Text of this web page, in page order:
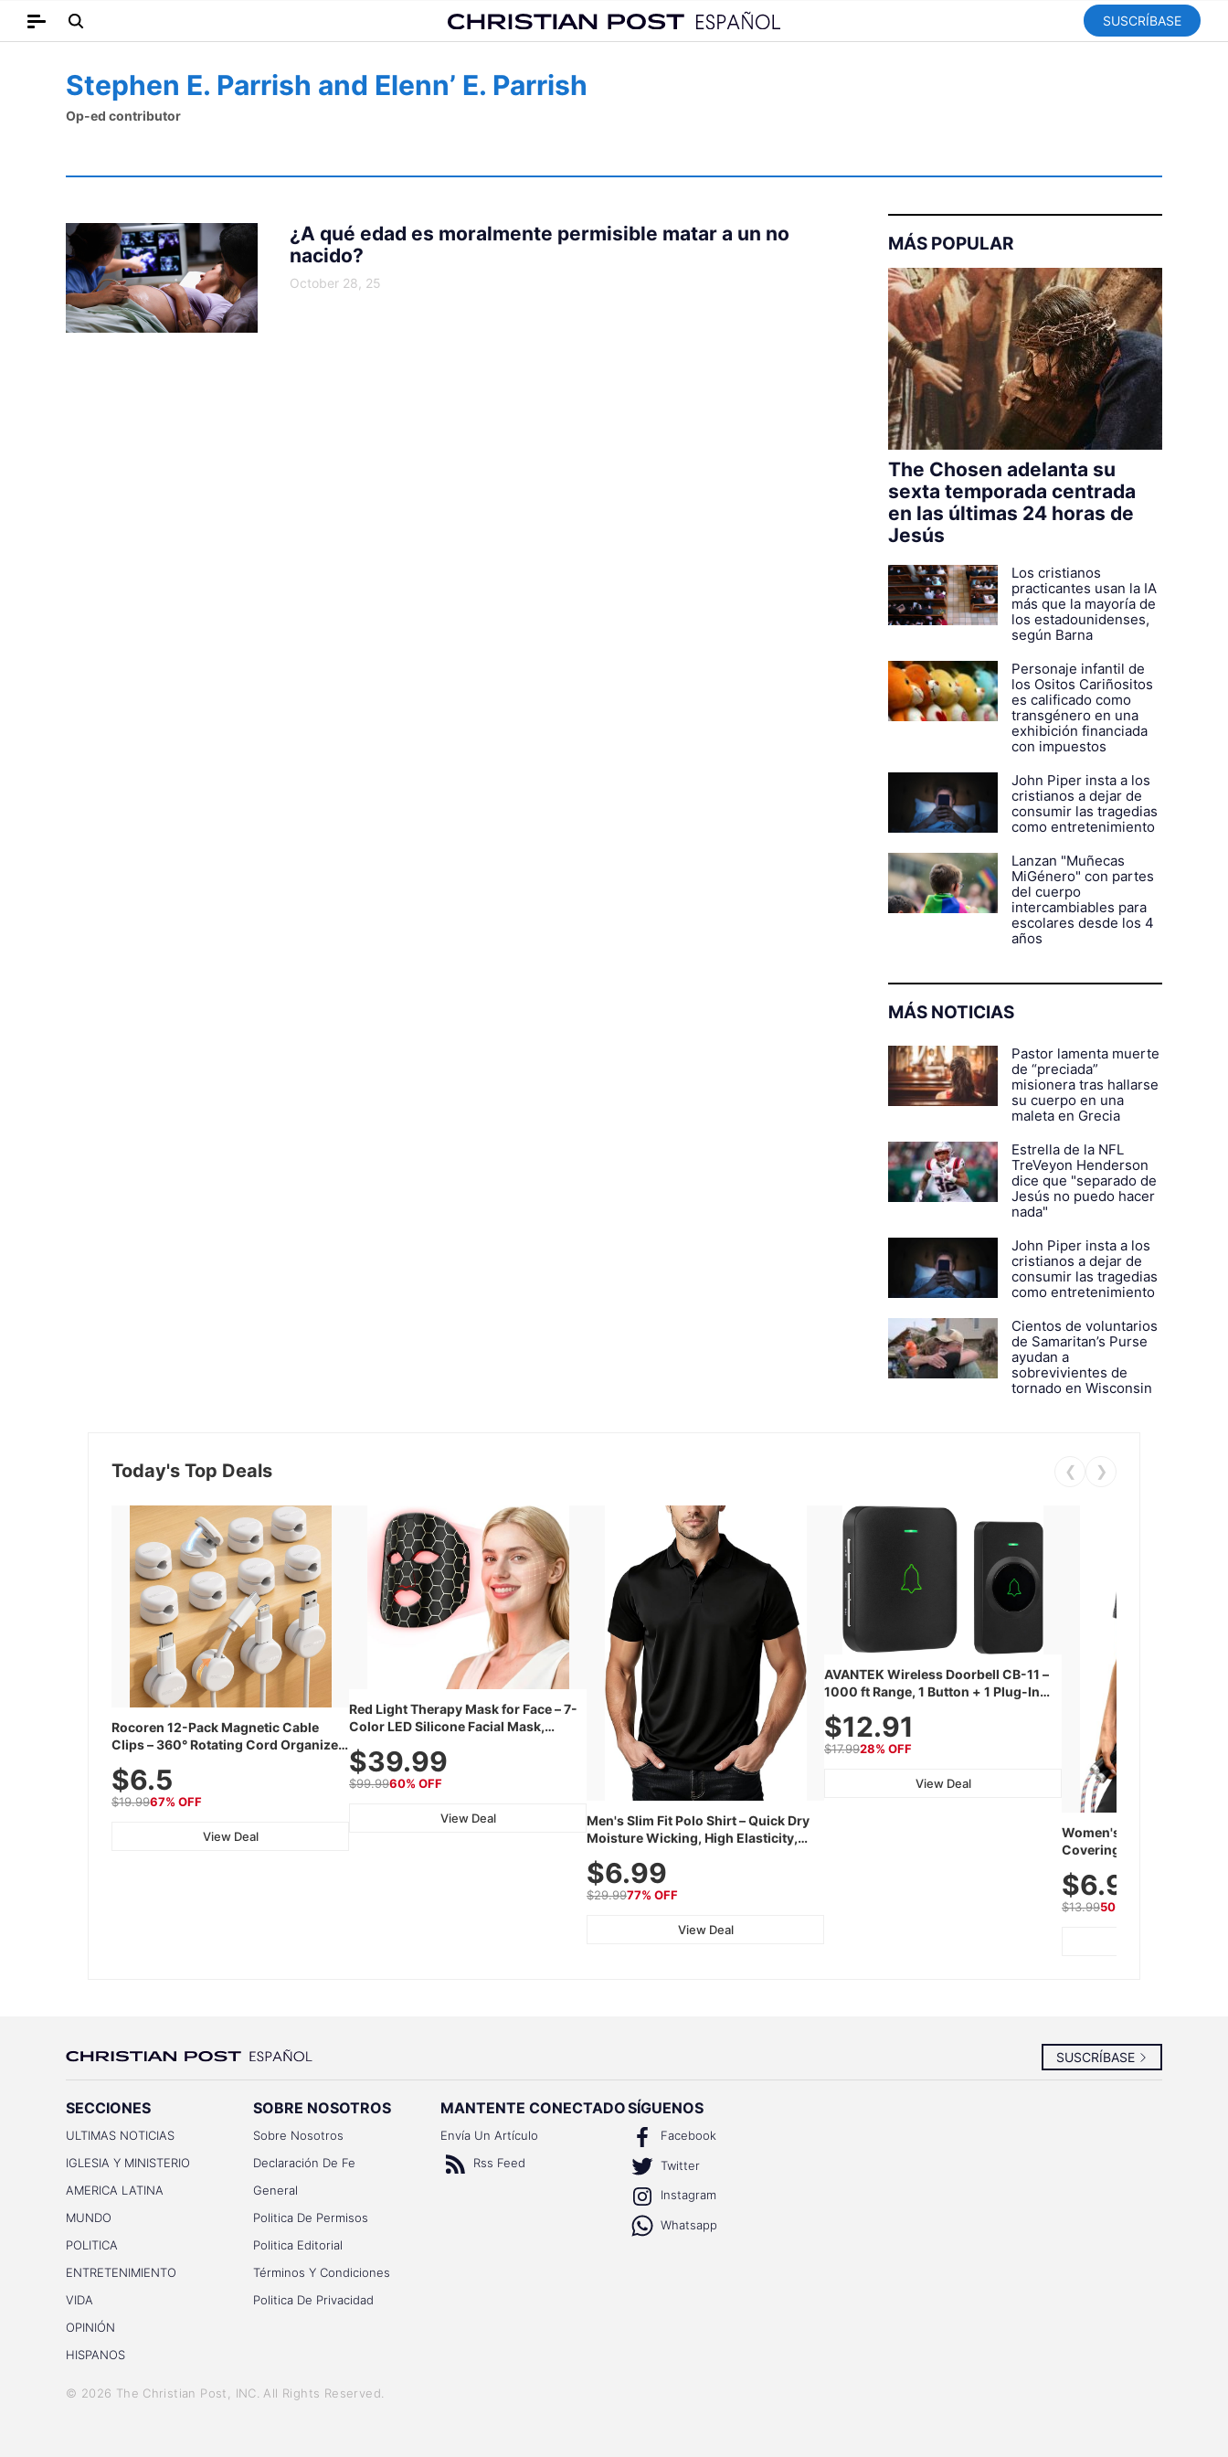
SUSCRÍBASE
Stephen E. Parrish and Elenn’ E. Parrish
Op-ed contributor
¿A qué edad es moralmente permisible matar a un no
nacido?
October 28, 25
MÁS POPULAR
The Chosen adelanta su
sexta temporada centrada
en las últimas 24 horas de
Jesús
Los cristianos
practicantes usan la IA
más que la mayoría de
los estadounidenses,
según Barna
Personaje infantil de
los Ositos Cariñositos
es calificado como
transgénero en una
exhibición financiada
con impuestos
John Piper insta a los
cristianos a dejar de
consumir las tragedias
como entretenimiento
Lanzan "Muñecas
MiGénero" con partes
del cuerpo
intercambiables para
escolares desde los 4
años
MÁS NOTICIAS
Pastor lamenta muerte
de “preciada”
misionera tras hallarse
su cuerpo en una
maleta en Grecia
Estrella de la NFL
TreVeyon Henderson
dice que "separado de
Jesús no puedo hacer
nada"
John Piper insta a los
cristianos a dejar de
consumir las tragedias
como entretenimiento
Cientos de voluntarios
de Samaritan’s Purse
ayudan a
sobrevivientes de
tornado en Wisconsin
Today's Top Deals ❮ ❯
Rocoren 12-Pack Magnetic Cable
Clips – 360° Rotating Cord Organizer
Holder for Desk, Nightstand, Wall, Car
& Office, White
$6.5
$19.9967% OFF
View Deal
Red Light Therapy Mask for Face – 7-
Color LED Silicone Facial Mask,
Device with 240 LEDs for Home &
Travel
$39.99
$99.9960% OFF
View Deal
Men's Slim Fit Polo Shirt – Quick Dry
Moisture Wicking, High Elasticity,
& Casual Wear (Runs Small, Size Up)
$6.99
$29.9977% OFF
View Deal
AVANTEK Wireless Doorbell CB-11 –
1000 ft Range, 1 Button + 1 Plug-In
52 Chimes, Waterproof, 3-Year
Battery
$12.91
$17.9928% OFF
View Deal
Women's Workout Shirts
Covering Length Short
Athletic, Hiking, Running
Wear
$6.99
$13.9950% OFF
SUSCRÍBASE
SECCIONES
ULTIMAS NOTICIAS
IGLESIA Y MINISTERIO
AMERICA LATINA
MUNDO
POLITICA
ENTRETENIMIENTO
VIDA
OPINIÓN
HISPANOS
SOBRE NOSOTROS
Sobre Nosotros
Declaración De Fe
General
Politica De Permisos
Politica Editorial
Términos Y Condiciones
Politica De Privacidad
MANTENTE CONECTADO
Envía Un Artículo
Rss Feed
SÍGUENOS
Facebook
Twitter
Instagram
Whatsapp
© 2026 The Christian Post, INC . All Rights Reserved.